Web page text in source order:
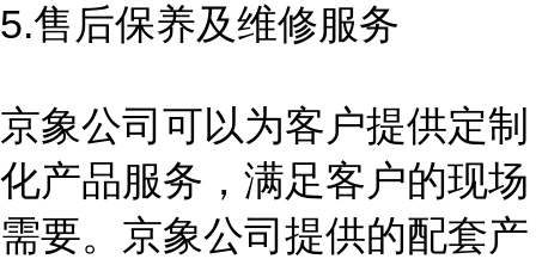
5.售后保养及维修服务
京象公司可以为客户提供定制
化产品服务，满足客户的现场
需要。京象公司提供的配套产